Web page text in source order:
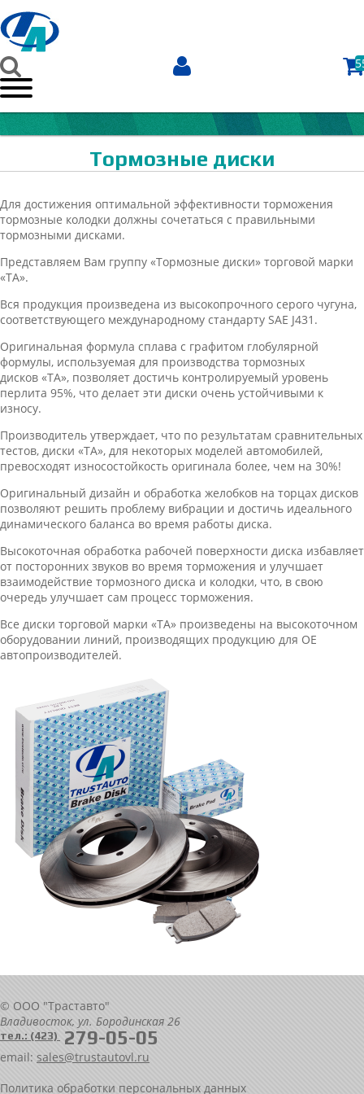
Тормозные диски
Для достижения оптимальной эффективности торможения
тормозные колодки должны сочетаться с правильными
тормозными дисками.
Представляем Вам группу «Тормозные диски» торговой марки
«ТА».
Вся продукция произведена из высокопрочного серого чугуна,
соответствующего международному стандарту SAE J431.
Оригинальная формула сплава c графитом глобулярной
формулы, используемая для производства тормозных
дисков «ТА», позволяет достичь контролируемый уровень
перлита 95%, что делает эти диски очень устойчивыми к
износу.
Производитель утверждает, что по результатам сравнительных
тестов, диски «ТА», для некоторых моделей автомобилей,
превосходят износостойкость оригинала более, чем на 30%!
Оригинальный дизайн и обработка желобков на торцах дисков
позволяют решить проблему вибрации и достичь идеального
динамического баланса во время работы диска.
Высокоточная обработка рабочей поверхности диска избавляет
от посторонних звуков во время торможения и улучшает
взаимодействие тормозного диска и колодки, что, в свою
очередь улучшает сам процесс торможения.
Все диски торговой марки «ТА» произведены на высокоточном
оборудовании линий, производящих продукцию для ОЕ
автопроизводителей.
© ООО "Траставто"
Владивосток, ул. Бородинская 26
тел.: (423) 279-05-05
email: sales@trustautovl.ru
Политика обработки персональных данных